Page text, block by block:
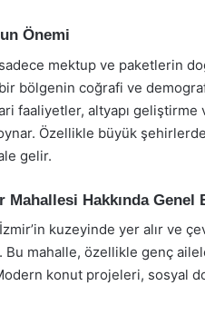
Önemi
mektup ve paketlerin
bölgenin coğrafi ve
faaliyetler, altyapı
Özellikle büyük
gelir.
Mahallesi Hakkında Genel
kuzeyinde yer alır ve
Bu mahalle, özellikle genç
konut projeleri, sosyal